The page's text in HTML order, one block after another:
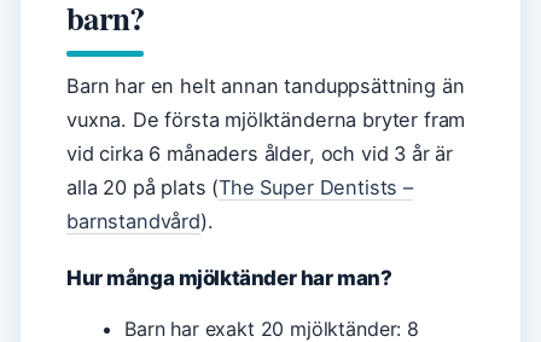
barn?
Barn har en helt annan tanduppsättning än
vuxna. De första mjölktänderna bryter fram
vid cirka 6 månaders ålder, och vid 3 år är
alla 20 på plats (The Super Dentists –
barnstandvård).
Hur många mjölktänder har man?
Barn har exakt 20 mjölktänder: 8